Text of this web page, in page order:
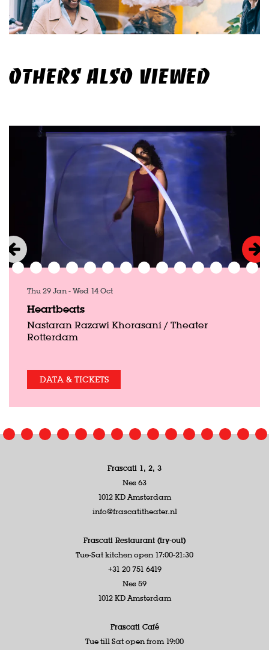
OTHERS ALSO VIEWED
Heartbeats
Nastaran Razawi Khorasani / Theater
Rotterdam
Thu 29 Jan-Wed 14 Oct
DATA & TICKETS
Frascati 1, 2, 3
Nes 63
1012 KD Amsterdam
info@frascatitheater.nl
Frascati Restaurant (try-out)
Tue-Sat kitchen open 17:00-21:30
+31 20 751 6419
Nes 59
1012 KD Amsterdam
Frascati Café
Tue till Sat open from 19:00